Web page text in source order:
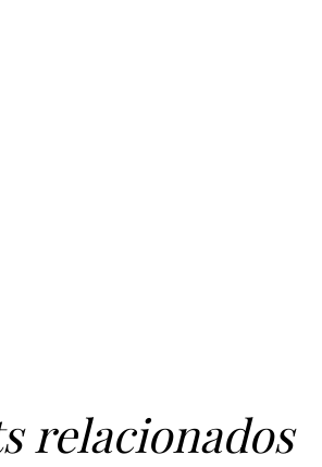
relacionados